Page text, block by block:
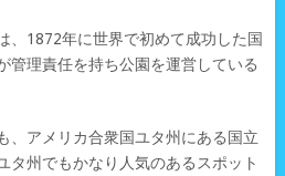
、1872年に世界で初めて成功した国
管理責任を持ち公園を運営している
、アメリカ合衆国ユタ州にある国立
タ州でもかなり人気のあるスポット